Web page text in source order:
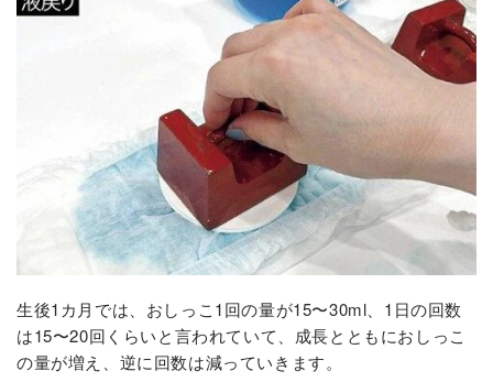
生後1カ月では、おしっこ1回の量が15〜30ml、1日の回数
は15〜20回くらいと言われていて、成長とともにおしっこ
の量が増え、逆に回数は減っていきます。